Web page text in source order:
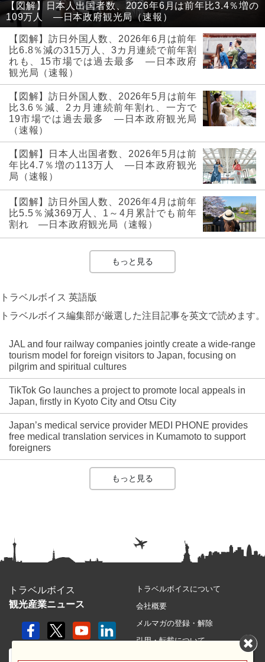
【図解】日本人出国者数、2026年6月は前年比3.4％増の
109万人 ―日本政府観光局（速報）
【図解】訪日外国人数、2026年6月は前年
比6.8％減の315万人、3カ月連続で前年割
れも、15市場では過去最多 ―日本政府
観光局（速報）
【図解】訪日外国人数、2026年5月は前年
比3.6％減、2カ月連続前年割れ、一方で
19市場では過去最多 ―日本政府観光局
（速報）
【図解】日本人出国者数、2026年5月は前
年比4.7％増の113万人 ―日本政府観光
局（速報）
【図解】訪日外国人数、2026年4月は前年
比5.5％減369万人、1～4月累計でも前年
割れ ―日本政府観光局（速報）
もっと見る
トラベルボイス 英語版
トラベルボイス編集部が厳選した注目記事を英文で読めます。
JAL and four railway companies jointly create a wide-range
tourism model for foreign visitors to Japan, focusing on
pilgrim and spiritual cultures
TikTok Go launches a project to promote local appeals in
Japan, firstly in Kyoto City and Otsu City
Japan’s medical service provider MEDI PHONE provides
free medical translation services in Kumamoto to support
foreigners
もっと見る
トラベルボイス
観光産業ニュース
トラベルボイスについて
会社概要
メルマガの登録・解除
引用・転載について